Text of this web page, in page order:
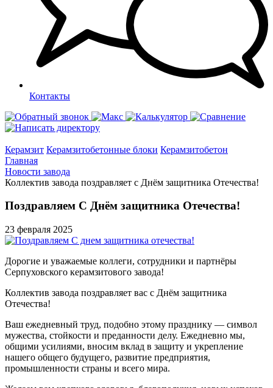
Контакты
Керамзит Керамзитобетонные блоки Керамзитобетон
Главная
Новости завода
Коллектив завода поздравляет с Днём защитника Отечества!
Поздравляем С Днём защитника Отечества!
23 февраля 2025
Дорогие и уважаемые коллеги, сотрудники и партнёры
Серпуховского керамзитового завода!
Коллектив завода поздравляет вас с Днём защитника
Отечества!
Ваш ежедневный труд, подобно этому празднику — символ
мужества, стойкости и преданности делу. Ежедневно мы,
общими усилиями, вносим вклад в защиту и укрепление
нашего общего будущего, развитие предприятия,
промышленности страны и всего мира.